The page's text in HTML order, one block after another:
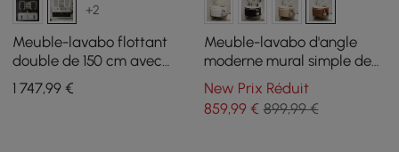
+2
Meuble-lavabo flottant
double de 150 cm avec
armoire à pharmacie LED
et rangement
1 747,99 €
Meuble-lavabo d'angle
moderne mural simple de
91 cm avec lavabo, lumière
LED et rangement
New Prix Réduit
859,99€ 899,99 €